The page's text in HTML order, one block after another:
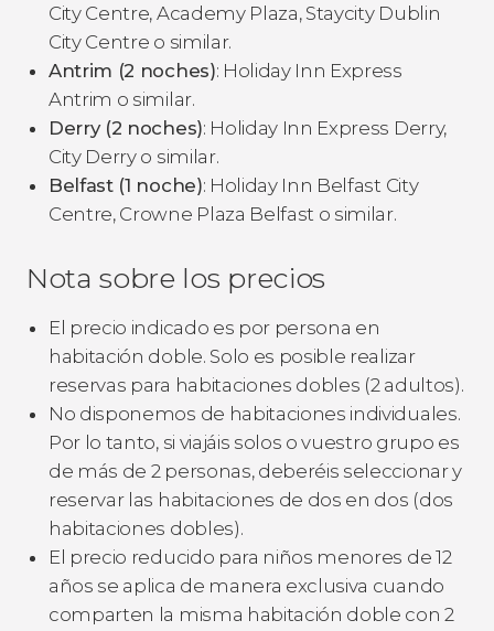
City Centre, Academy Plaza, Staycity Dublin
City Centre o similar.
Antrim (2 noches): Holiday Inn Express
Antrim o similar.
Derry (2 noches): Holiday Inn Express Derry,
City Derry o similar.
Belfast (1 noche): Holiday Inn Belfast City
Centre, Crowne Plaza Belfast o similar.
Nota sobre los precios
El precio indicado es por persona en
habitación doble. Solo es posible realizar
reservas para habitaciones dobles (2 adultos).
No disponemos de habitaciones individuales.
Por lo tanto, si viajáis solos o vuestro grupo es
de más de 2 personas, deberéis seleccionar y
reservar las habitaciones de dos en dos (dos
habitaciones dobles).
El precio reducido para niños menores de 12
años se aplica de manera exclusiva cuando
comparten la misma habitación doble con 2